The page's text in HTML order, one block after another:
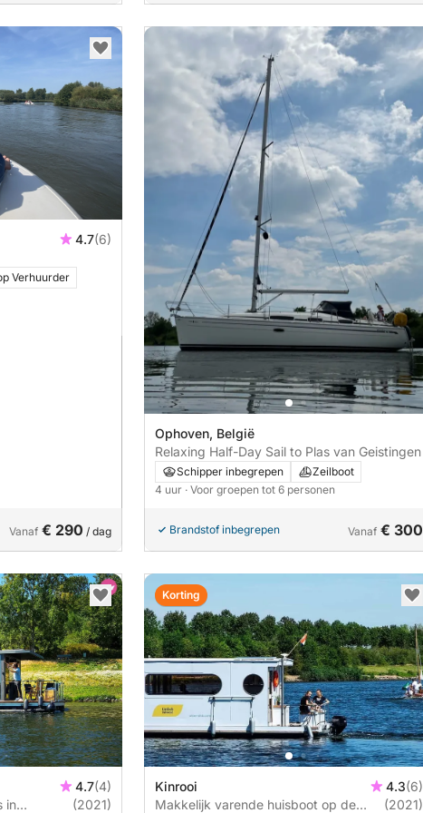
4.7(6)
Verhuurder
Vanaf € 290 / dag
Ophoven, België
Relaxing Half-Day Sail to Plas van Geistingen
Schipper inbegrepen
Zeilboot
4 uur · Voor groepen tot 6 personen
Brandstof inbegrepen Vanaf € 300
4.7(4)
in
(2021)
Kinrooi 4.3(6)
Makkelijk varende huisboot op de
(2021)
Korting